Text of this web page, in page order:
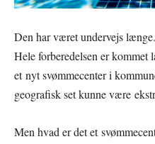
Den har været undervejs
Hele forberedelsen er kommet
et nyt svømmecenter i
geografisk set kunne være
Men hvad er det et